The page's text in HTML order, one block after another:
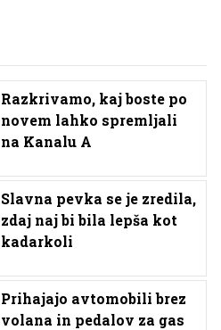
Razkrivamo, kaj boste po
novem lahko spremljali
na Kanalu A
Slavna pevka se je zredila,
zdaj naj bi bila lepša kot
kadarkoli
Prihajajo avtomobili brez
volana in pedalov za gas